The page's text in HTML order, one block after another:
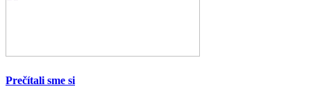
Prečítali sme si